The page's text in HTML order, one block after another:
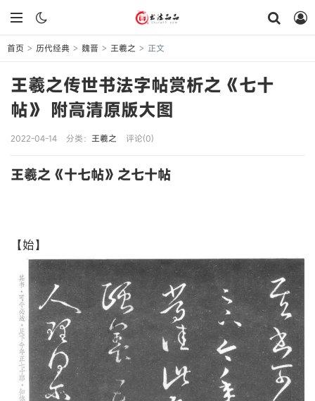
首页 > 历代经典 > 魏晋 > 王羲之 > 正文
王羲之传世书法字帖赏析之《七十
帖》 附高清原版大图
2022-04-14 分类： 王羲之 评论(0)
王羲之《十七帖》之七十帖
【始】